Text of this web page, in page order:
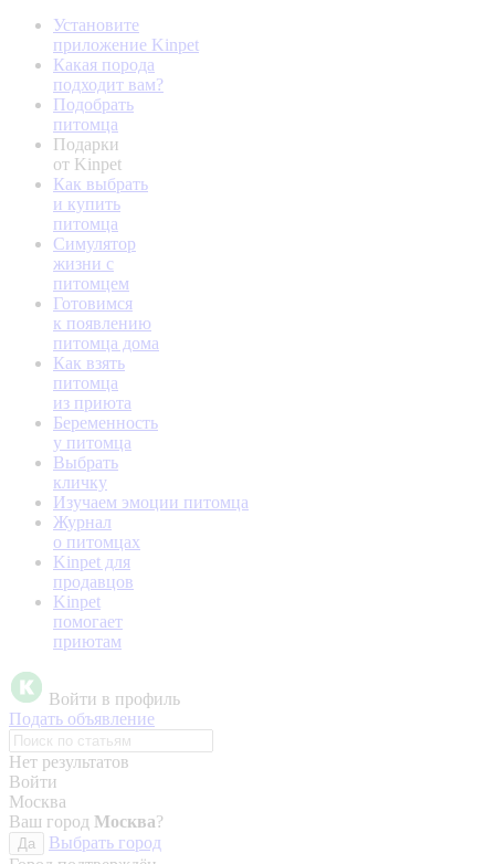
Установите
приложение Kinpet
Какая порода
подходит вам?
Подобрать
питомца
Подарки
от Kinpet
Как выбрать
и купить
питомца
Симулятор
жизни с
питомцем
Готовимся
к появлению
питомца дома
Как взять
питомца
из приюта
Беременность
у питомца
Выбрать
кличку
Изучаем эмоции питомца
Журнал
о питомцах
Kinpet для
продавцов
Kinpet
помогает
приютам
Войти в профиль
Подать объявление
Нет результатов
Войти
Москва
Ваш город Москва?
Да
Выбрать город